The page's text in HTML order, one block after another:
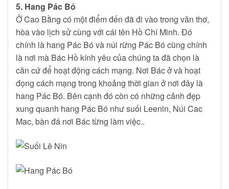
5. Hang Pác Bó
Ở Cao Bằng có một điểm đến đã đi vào trong văn thơ,
hòa vào lịch sử cùng với cái tên Hồ Chí Minh. Đó
chính là hang Pác Bó và núi rừng Pác Bó cũng chính
là nơi mà Bác Hồ kính yêu của chúng ta đã chọn là
căn cứ để hoạt động cách mạng. Nơi Bác ở và hoạt
đọng cách mạng trong khoảng thời gian ở nơi đây là
hang Pác Bó. Bên cạnh đó còn có những cảnh đẹp
xung quanh hang Pác Bó như suối Leenin, Núi Cac
Mac, bàn đá nơi Bác từng làm việc..